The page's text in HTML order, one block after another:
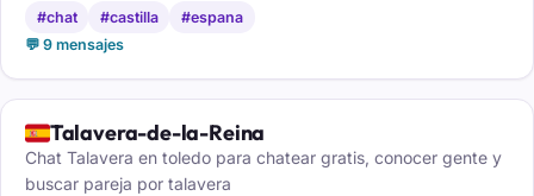
#chat #castilla
#espana
💬 9 mensajes
🇪🇸Talavera-de-la-Reina
Chat Talavera en toledo para chatear gratis, conocer gente y
buscar pareja por talavera